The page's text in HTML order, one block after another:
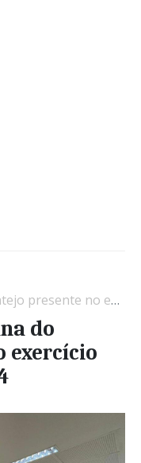
distrital NecPro 2024
do
exercício